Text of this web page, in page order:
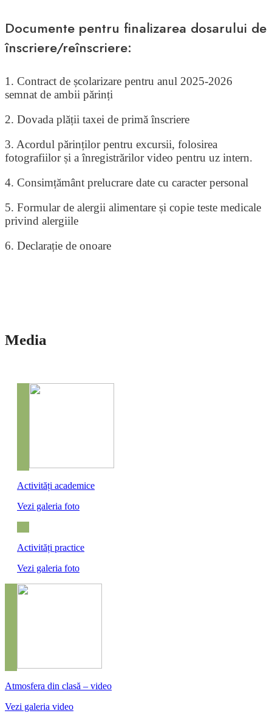
Documente pentru finalizarea dosarului de
înscriere/reînscriere:
1. Contract de școlarizare pentru anul 2025-2026
semnat de ambii părinți
2. Dovada plății taxei de primă înscriere
3. Acordul părinților pentru excursii, folosirea
fotografiilor și a înregistrărilor video pentru uz intern.
4. Consimțământ prelucrare date cu caracter personal
5. Formular de alergii alimentare și copie teste medicale
privind alergiile
6. Declarație de onoare
Media
Activități academice
Vezi galeria foto
Activități practice
Vezi galeria foto
Atmosfera din clasă – video
Vezi galeria video